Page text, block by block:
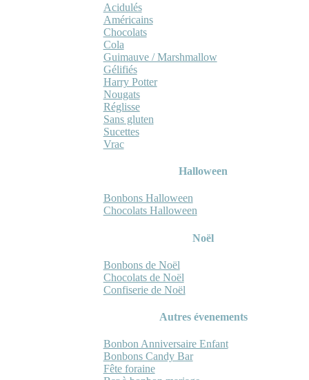
Acidulés
Américains
Chocolats
Cola
Guimauve / Marshmallow
Gélifiés
Harry Potter
Nougats
Réglisse
Sans gluten
Sucettes
Vrac
Halloween
Bonbons Halloween
Chocolats Halloween
Noël
Bonbons de Noël
Chocolats de Noël
Confiserie de Noël
Autres évenements
Bonbon Anniversaire Enfant
Bonbons Candy Bar
Fête foraine